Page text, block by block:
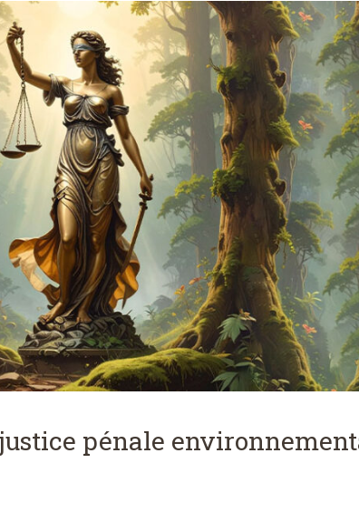
pénale